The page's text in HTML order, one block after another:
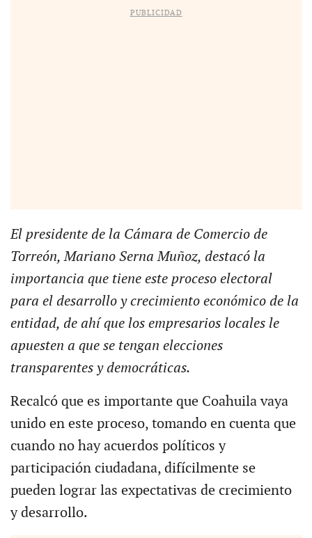
PUBLICIDAD
El presidente de la Cámara de Comercio de
Torreón, Mariano Serna Muñoz, destacó la
importancia que tiene este proceso electoral
para el desarrollo y crecimiento económico de la
entidad, de ahí que los empresarios locales le
apuesten a que se tengan elecciones
transparentes y democráticas.
Recalcó que es importante que Coahuila vaya
unido en este proceso, tomando en cuenta que
cuando no hay acuerdos políticos y
participación ciudadana, difícilmente se
pueden lograr las expectativas de crecimiento
y desarrollo.